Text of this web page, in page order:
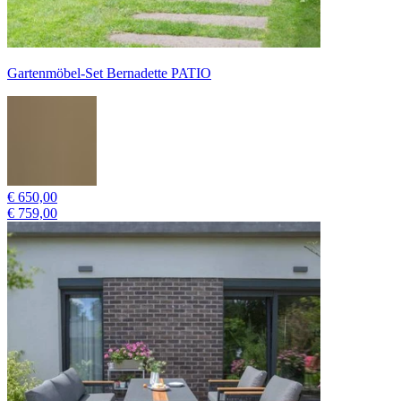
Gartenmöbel-Set Bernadette PATIO
€ 650,00
€ 759,00